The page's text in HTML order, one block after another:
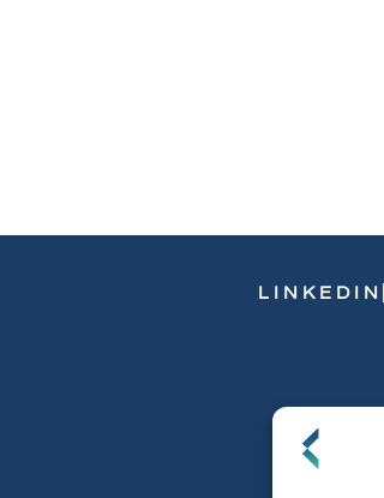
LINKEDIN